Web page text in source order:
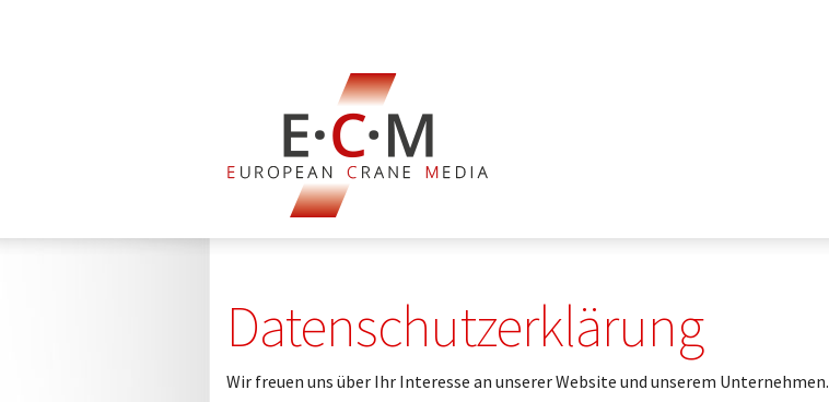
Datenschutzerklärung
Wir freuen uns über Ihr Interesse an unserer Website und unserem Unternehmen.